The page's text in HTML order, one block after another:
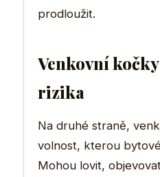
prodloužit.
Venkovní
rizika
Na druhé straně,
volnost, kterou
Mohou lovit,